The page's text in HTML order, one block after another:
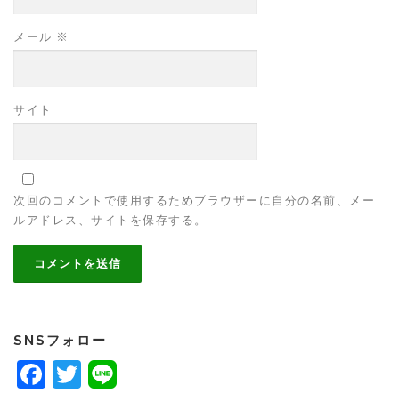
メール ※
サイト
次回のコメントで使用するためブラウザーに自分の名前、メー
ルアドレス、サイトを保存する。
SNSフォロー
Facebook
Twitter